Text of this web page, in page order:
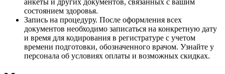
состоянием здоровья.
Запись на процедуру. После оформления всех
документов необходимо записаться на конкретную дату
и время для кодирования в регистратуре с учетом
времени подготовки, обозначенного врачом. Узнайте у
персонала об условиях оплаты и возможных скидках.